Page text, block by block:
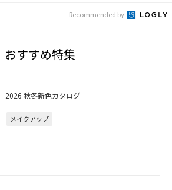
Recommended by
おすすめ特集
2026 秋冬新色カタログ
メイクアップ